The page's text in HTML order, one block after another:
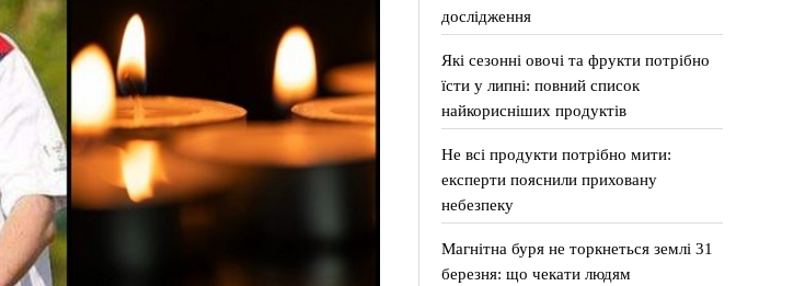
дослідження
Які сезонні овочі та фрукти потрібно
їсти у липні: повний список
найкорисніших продуктів
Не всі продукти потрібно мити:
експерти пояснили приховану
небезпеку
Магнітна буря не торкнеться землі 31
березня: що чекати людям